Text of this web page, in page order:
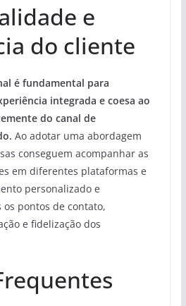
e
do cliente
é fundamental para
integrada e coesa ao
do canal de
Ao adotar uma abordagem
conseguem acompanhar as
em diferentes plataformas e
personalizado e
pontos de contato,
e fidelização dos